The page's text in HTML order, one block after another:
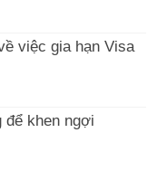
việc gia hạn Visa
để khen ngợi